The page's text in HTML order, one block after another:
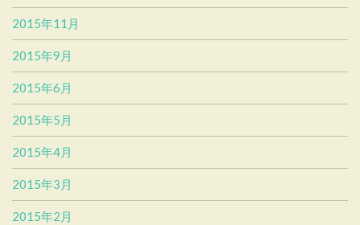
2015年11月
2015年9月
2015年6月
2015年5月
2015年4月
2015年3月
2015年2月